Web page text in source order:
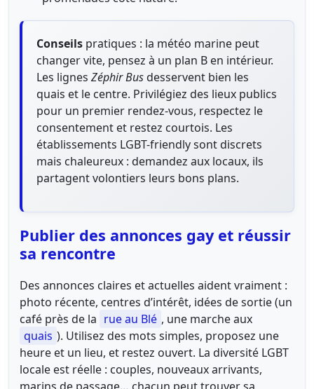
Conseils pratiques : la météo marine peut
changer vite, pensez à un plan B en intérieur.
Les lignes Zéphir Busdesservent bien les
quais et le centre. Privilégiez des lieux publics
pour un premier rendez-vous, respectez le
consentement et restez courtois. Les
établissements LGBT-friendly sont discrets
mais chaleureux : demandez aux locaux, ils
partagent volontiers leurs bons plans.
Publier des annonces gay et réussir
sa rencontre
Des annonces claires et actuelles aident vraiment :
photo récente, centres d’intérêt, idées de sortie (un
café près de la rue au Blé , une marche aux
quais ). Utilisez des mots simples, proposez une
heure et un lieu, et restez ouvert. La diversité LGBT
locale est réelle : couples, nouveaux arrivants,
marins de passage… chacun peut trouver sa